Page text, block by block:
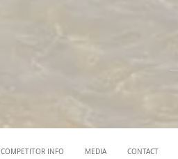
COMPETITOR INFO MEDIA CONTACT